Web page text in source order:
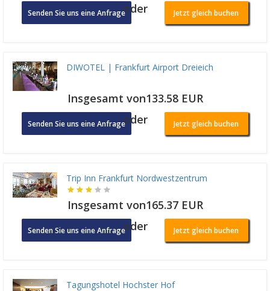
Senden Sie uns eine Anfrageoder Jetzt gleich buchen
DIWOTEL | Frankfurt Airport Dreieich
Insgesamt von133.58 EUR
Senden Sie uns eine Anfrageoder Jetzt gleich buchen
Trip Inn Frankfurt Nordwestzentrum
Insgesamt von165.37 EUR
Senden Sie uns eine Anfrageoder Jetzt gleich buchen
Tagungshotel Hochster Hof